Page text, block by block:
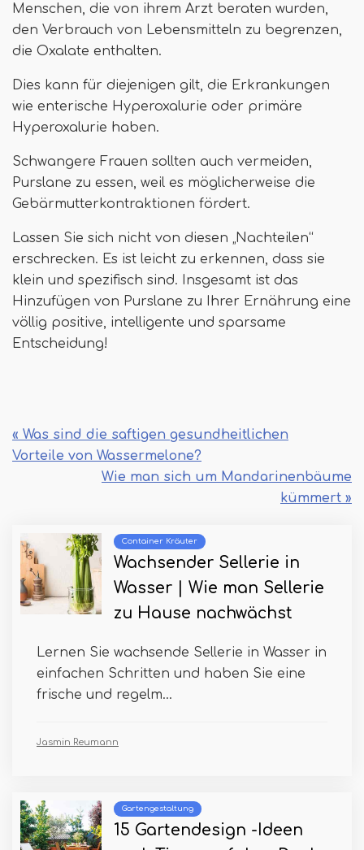
Menschen, die von ihrem Arzt beraten wurden,
den Verbrauch von Lebensmitteln zu begrenzen,
die Oxalate enthalten.
Dies kann für diejenigen gilt, die Erkrankungen
wie enterische Hyperoxalurie oder primäre
Hyperoxalurie haben.
Schwangere Frauen sollten auch vermeiden,
Purslane zu essen, weil es möglicherweise die
Gebärmutterkontraktionen fördert.
Lassen Sie sich nicht von diesen „Nachteilen“
erschrecken. Es ist leicht zu erkennen, dass sie
klein und spezifisch sind. Insgesamt ist das
Hinzufügen von Purslane zu Ihrer Ernährung eine
völlig positive, intelligente und sparsame
Entscheidung!
« Was sind die saftigen gesundheitlichen
Vorteile von Wassermelone?
Wie man sich um Mandarinenbäume
kümmert »
Container Kräuter
Wachsender Sellerie in
Wasser | Wie man Sellerie
zu Hause nachwächst
Lernen Sie wachsende Sellerie in Wasser in
einfachen Schritten und haben Sie eine
frische und regelm...
Jasmin Reumann
Gartengestaltung
15 Gartendesign -Ideen